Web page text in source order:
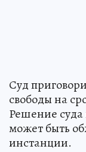
Суд
свободы на
Решение суда
может быть
инстанции.